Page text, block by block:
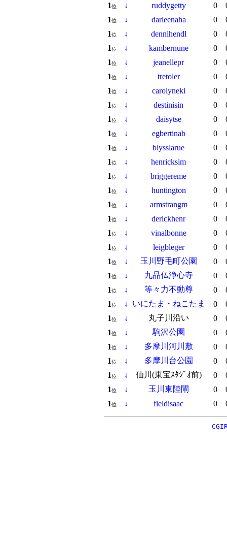
1位 ↓ ruddygetty 0
1位 ↓ darleenaha 0
1位 ↓ dennihendl 0
1位 ↓ kambernune 0
1位 ↓ jeanellepr 0
1位 ↓ tretoler 0
1位 ↓ carolyneki 0
1位 ↓ destinisin 0
1位 ↓ daisytse 0
1位 ↓ egbertinab 0
1位 ↓ blysslarue 0
1位 ↓ henricksim 0
1位 ↓ briggereme 0
1位 ↓ huntington 0
1位 ↓ armstrangm 0
1位 ↓ derickhenr 0
1位 ↓ vinalbonne 0
1位 ↓ leigbleger 0
1位 ↓ 玉川野毛町公園 0
1位 ↓ 九品仏浄心寺 0
1位 ↓ 等々力不動尊 0
1位 ↓ いにたま・ねこたま 0
1位 ↓ 丸子川沿い 0
1位 ↓ 駒沢公園 0
1位 ↓ 多摩川河川敷 0
1位 ↓ 多摩川台公園 0
1位 ↓ 仙川(東宝ｽﾀｼﾞｵ前) 0
1位 ↓ 玉川東陸閘 0
1位 ↓ fieldisaac 0